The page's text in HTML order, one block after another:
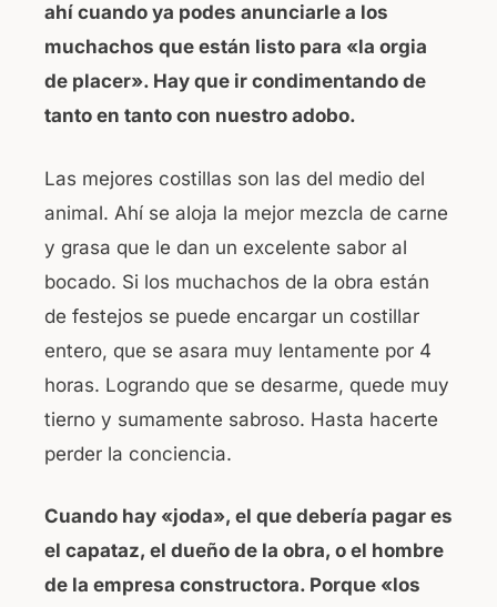
ahí cuando ya podes anunciarle a los
muchachos que están listo para «la orgia
de placer». Hay que ir condimentando de
tanto en tanto con nuestro adobo.
Las mejores costillas son las del medio del
animal. Ahí se aloja la mejor mezcla de carne
y grasa que le dan un excelente sabor al
bocado. Si los muchachos de la obra están
de festejos se puede encargar un costillar
entero, que se asara muy lentamente por 4
horas. Logrando que se desarme, quede muy
tierno y sumamente sabroso. Hasta hacerte
perder la conciencia.
Cuando hay «joda», el que debería pagar es
el capataz, el dueño de la obra, o el hombre
de la empresa constructora. Porque «los